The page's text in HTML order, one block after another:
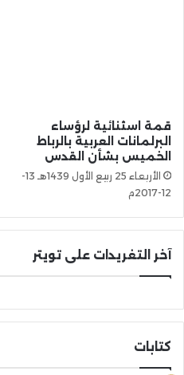
قمة اسثنائية لرؤساء
البرلمانات العربية بالرباط
الخميس بشأن القدس
الأربعاء 25 ربيع الأول 1439هـ 13-
12-2017م
آخر التغريدات على تويتر
كتابات